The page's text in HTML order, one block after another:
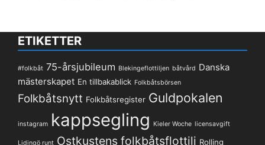
ETIKETTER
#folkbåt 75-årsjubileum Blekingeflottiljen båtvård Danska
mästerskapet En tillbakablick Folkbåtsbörsen
Folkbåtsnytt Folkbåtsregister Guldpokalen
instagram kappsegling Kieler Woche licensavgift
Lidingö runt Ostkustens folkbåtsflottilj Rolling